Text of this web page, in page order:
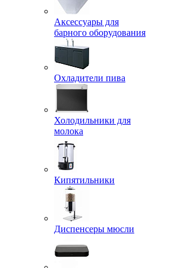
Аксессуары для
барного оборудования
Охладители пива
Холодильники для
молока
Кипятильники
Диспенсеры мюсли